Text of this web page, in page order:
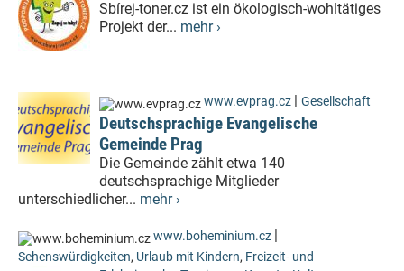
Sbírej-toner.cz ist ein ökologisch-wohltätiges
Projekt der... mehr ›
www.evprag.cz | Gesellschaft
Deutschsprachige Evangelische
Gemeinde Prag
Die Gemeinde zählt etwa 140
deutschsprachige Mitglieder
unterschiedlicher... mehr ›
www.boheminium.cz |
Sehenswürdigkeiten, Urlaub mit Kindern, Freizeit- und